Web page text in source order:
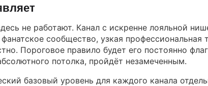
не работают. Канал с искренне лояльной
сообщество, узкая
Пороговое правило будет его постоянно
потолка, пройдёт незамеченным.
базовый уровень для каждого канала